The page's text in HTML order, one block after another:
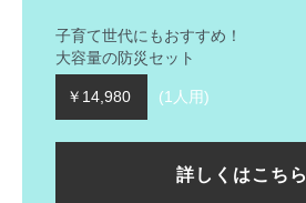
子育て世代にもおすすめ！
大容量の防災セット
￥14,980 (1人用)
詳しくはこちら